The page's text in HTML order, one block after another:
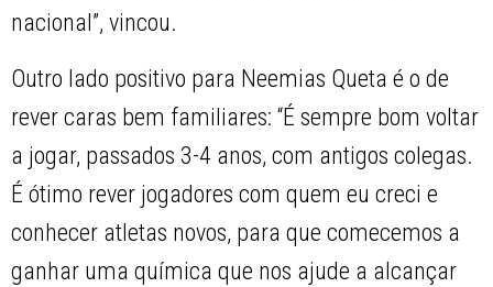
nacional”, vincou.
Outro lado positivo para Neemias Queta é o de
rever caras bem familiares: “É sempre bom voltar
a jogar, passados 3-4 anos, com antigos colegas.
É ótimo rever jogadores com quem eu creci e
conhecer atletas novos, para que comecemos a
ganhar uma química que nos ajude a alcançar